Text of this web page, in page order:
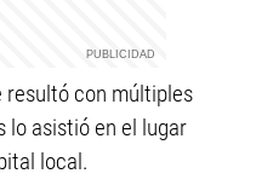
resultó con múltiples
lo asistió en el lugar
local.